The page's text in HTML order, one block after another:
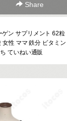
Share
ゲン サプリメント 62粒
女性 ママ 鉄分 ビタミン
ていねい通販